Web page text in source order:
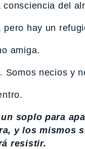
del
pero hay un
amiga.
necios y
soplo para
y los mismos
resistir.